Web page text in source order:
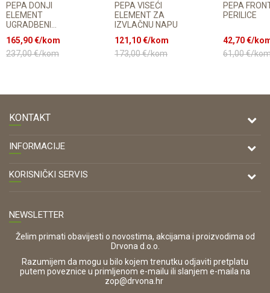
PEPA DONJI
ELEMENT
UGRADBENI
165,90€/kom
237,00€/kom
PEPA VISEĆI
ELEMENT ZA
IZVLAČNU NAPU
121,10€/kom
173,00€/kom
PEPA
PERILICE
42,70€/
61,00€/
KONTAKT
DRVONA D.O.O.
Antuna Mihanovića 7,
47000 Karlovac
OIB:
42821181683
16280
INFORMACIJE
O nama
KORISNIČKI SERVIS
Zaštita privatnosti i osobnih podataka
Korištenje kolačića
Pravo na odustajanje i jednostrani raskid ugovora
Reklamacije
NEWSLETTER
Želim primati obavijesti o novostima, akcijama i proizvodima od
Drvona d.o.o.
Razumijem da mogu u bilo kojem trenutku odjaviti pretplatu
putem poveznice u primljenom e-mailu ili slanjem e-maila na
zop@drvona.hr